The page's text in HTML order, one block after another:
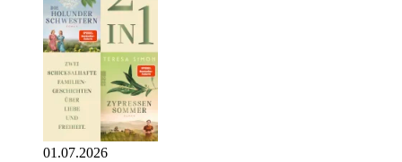
01.07.2026